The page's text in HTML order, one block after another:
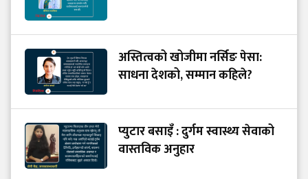
अस्तित्वको खोजीमा नर्सिङ पेसा:
साधना देशको, सम्मान कहिले?
प्युटार बसाइँ : दुर्गम स्वास्थ्य सेवाको
वास्तविक अनुहार